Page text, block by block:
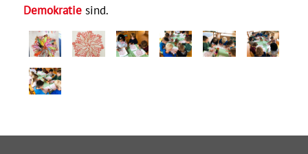
Demokratiesind.